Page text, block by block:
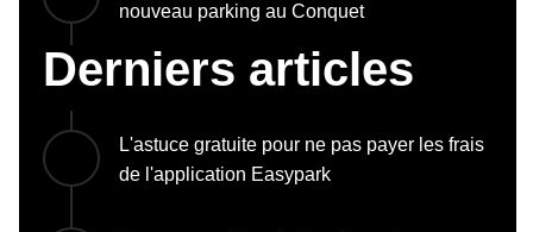
nouveau parking au Conquet
Derniers articles
L'astuce gratuite pour ne pas payer les frais
de l'application Easypark